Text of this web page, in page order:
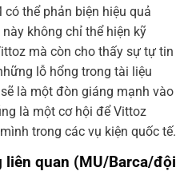
thể phản biện hiệu quả
không chỉ thể hiện kỹ
mà còn cho thấy sự tự tin
lỗ hổng trong tài liệu
là một đòn giáng mạnh vào
là một cơ hội để Vittoz
trong các vụ kiện quốc tế.
quan (MU/Barca/đội